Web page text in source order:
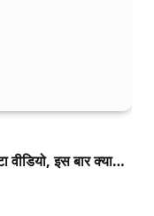
वीडियो, इस बार क्या…